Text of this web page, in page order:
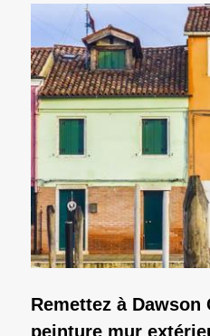
Remettez à Dawson
peinture mur